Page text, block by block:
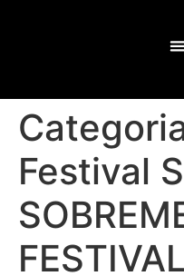
Festival